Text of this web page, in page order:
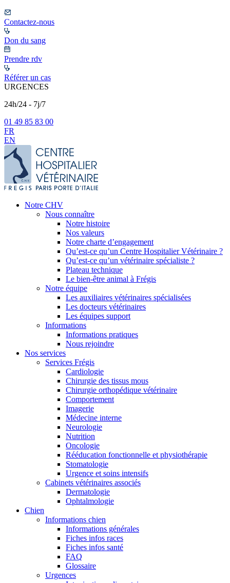
Contactez-nous
Don du sang
Prendre rdv
Référer un cas
URGENCES
24h/24 - 7j/7
01 49 85 83 00
FR
EN
Notre CHV
Nous connaître
Notre histoire
Nos valeurs
Notre charte d’engagement
Qu’est-ce qu’un Centre Hospitalier Vétérinaire ?
Qu’est-ce qu’un vétérinaire spécialiste ?
Plateau technique
Le bien-être animal à Frégis
Notre équipe
Les auxiliaires vétérinaires spécialisées
Les docteurs vétérinaires
Les équipes support
Informations
Informations pratiques
Nous rejoindre
Nos services
Services Frégis
Cardiologie
Chirurgie des tissus mous
Chirurgie orthopédique vétérinaire
Comportement
Imagerie
Médecine interne
Neurologie
Nutrition
Oncologie
Rééducation fonctionnelle et physiothérapie
Stomatologie
Urgence et soins intensifs
Cabinets vétérinaires associés
Dermatologie
Ophtalmologie
Chien
Informations chien
Informations générales
Fiches infos races
Fiches infos santé
FAQ
Glossaire
Urgences